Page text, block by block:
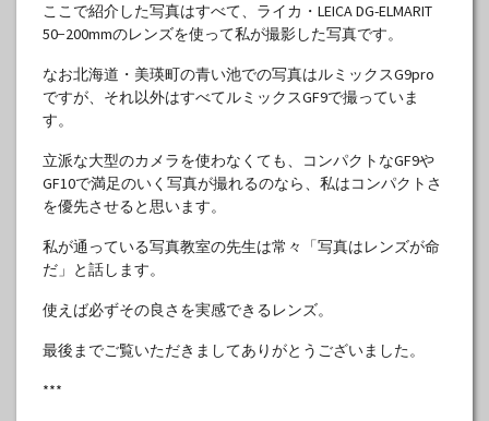
ここで紹介した写真はすべて、ライカ・LEICA DG-ELMARIT
50−200mmのレンズを使って私が撮影した写真です。
なお北海道・美瑛町の青い池での写真はルミックスG9pro
ですが、それ以外はすべてルミックスGF9で撮っていま
す。
立派な大型のカメラを使わなくても、コンパクトなGF9や
GF10で満足のいく写真が撮れるのなら、私はコンパクトさ
を優先させると思います。
私が通っている写真教室の先生は常々「写真はレンズが命
だ」と話します。
使えば必ずその良さを実感できるレンズ。
最後までご覧いただきましてありがとうございました。
***